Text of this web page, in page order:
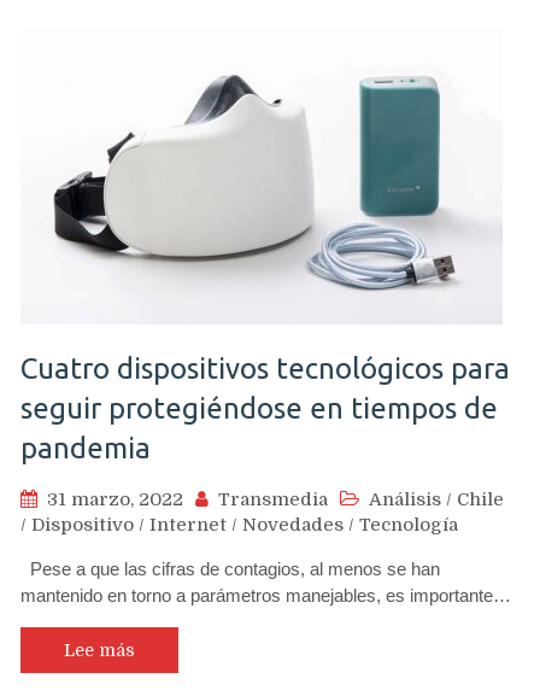
Cuatro dispositivos tecnológicos para
seguir protegiéndose en tiempos de
pandemia
31 marzo, 2022 Transmedia Análisis / Chile
/ Dispositivo / Internet / Novedades / Tecnología
Pese a que las cifras de contagios, al menos se han
mantenido en torno a parámetros manejables, es importante…
Lee más